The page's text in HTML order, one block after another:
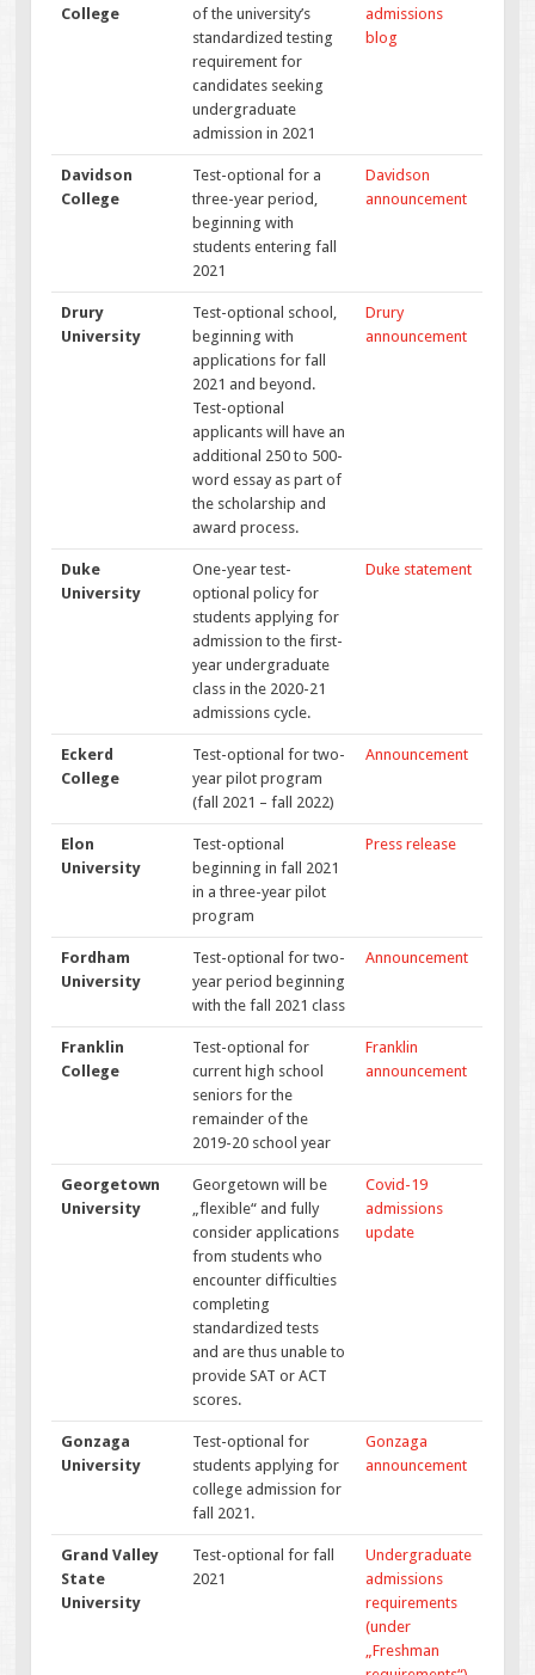
College
of the university’s
standardized testing
requirement for
candidates seeking
undergraduate
admission in 2021
admissions
blog
Davidson
College
Test-optional for a
three-year period,
beginning with
students entering fall
2021
Davidson
announcement
Drury
University
Test-optional school,
beginning with
applications for fall
2021 and beyond.
Test-optional
applicants will have an
additional 250 to 500-
word essay as part of
the scholarship and
award process.
Drury
announcement
Duke
University
One-year test-
optional policy for
students applying for
admission to the first-
year undergraduate
class in the 2020-21
admissions cycle.
Duke statement
Eckerd
College
Test-optional for two-
year pilot program
(fall 2021 – fall 2022)
Announcement
Elon
University
Test-optional
beginning in fall 2021
in a three-year pilot
program
Press release
Fordham
University
Test-optional for two-
year period beginning
with the fall 2021 class
Announcement
Franklin
College
Test-optional for
current high school
seniors for the
remainder of the
2019-20 school year
Franklin
announcement
Georgetown
University
Georgetown will be
„flexible“ and fully
consider applications
from students who
encounter difficulties
completing
standardized tests
and are thus unable to
provide SAT or ACT
scores.
Covid-19
admissions
update
Gonzaga
University
Test-optional for
students applying for
college admission for
fall 2021.
Gonzaga
announcement
Grand Valley
State
University
Test-optional for fall
2021
Undergraduate
admissions
requirements
(under
„Freshman